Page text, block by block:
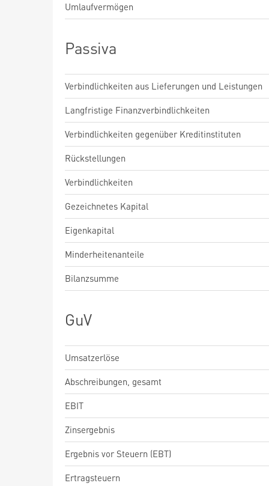
Umlaufvermögen
Passiva
Verbindlichkeiten aus Lieferungen und Leistungen
Langfristige Finanzverbindlichkeiten
Verbindlichkeiten gegenüber Kreditinstituten
Rückstellungen
Verbindlichkeiten
Gezeichnetes Kapital
Eigenkapital
Minderheitenanteile
Bilanzsumme
GuV
Umsatzerlöse
Abschreibungen, gesamt
EBIT
Zinsergebnis
Ergebnis vor Steuern (EBT)
Ertragsteuern